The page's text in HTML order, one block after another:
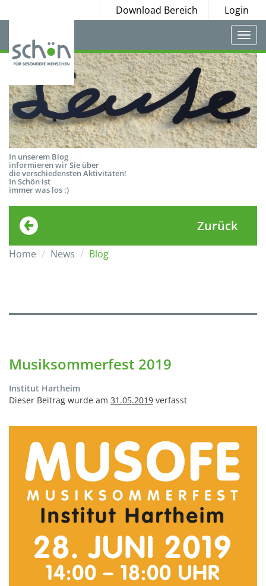
Download Bereich Login
In unserem Blog
informieren wir Sie über
die verschiedensten Aktivitäten!
In Schön ist
immer was los :)
Zurück
Home News Blog
Musiksommerfest 2019
Institut Hartheim
Dieser Beitrag wurde am 31.05.2019 verfasst